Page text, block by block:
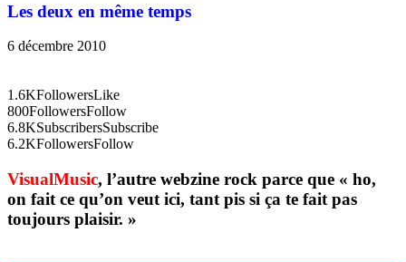
Les deux en même temps
6 décembre 2010
1.6KFollowersLike
800FollowersFollow
6.8KSubscribersSubscribe
6.2KFollowersFollow
VisualMusic, l’autre webzine rock parce que « ho,
on fait ce qu’on veut ici, tant pis si ça te fait pas
toujours plaisir. »